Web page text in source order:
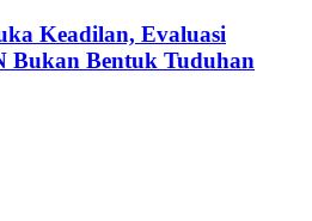
Keadilan, Evaluasi
Bukan Bentuk Tuduhan